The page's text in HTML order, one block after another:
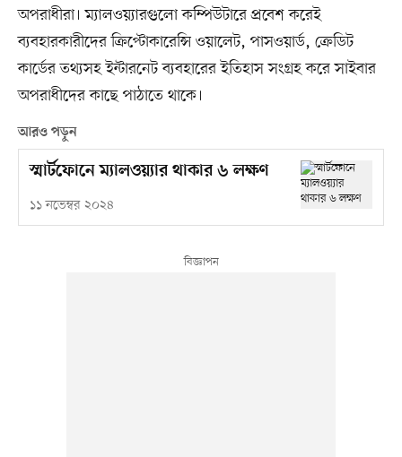
অপরাধীরা। ম্যালওয়্যারগুলো কম্পিউটারে প্রবেশ করেই
ব্যবহারকারীদের ক্রিপ্টোকারেন্সি ওয়ালেট, পাসওয়ার্ড, ক্রেডিট
কার্ডের তথ্যসহ ইন্টারনেট ব্যবহারের ইতিহাস সংগ্রহ করে সাইবার
অপরাধীদের কাছে পাঠাতে থাকে।
আরও পড়ুন
স্মার্টফোনে ম্যালওয়্যার থাকার ৬ লক্ষণ
১১ নভেম্বর ২০২৪